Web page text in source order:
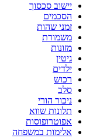
יישוב סכסוך
הסכמים
זמני שהות
משמורת
מזונות
גיטין
ילדים
רכוש
סלב
ניכור הורי
תלונות שווא
אפוטרופוסות
אלימות במשפחה